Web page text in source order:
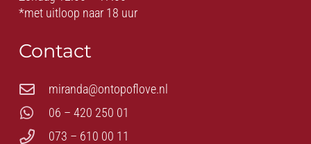
*met uitloop naar 18 uur
Contact
miranda@ontopoflove.nl
06 – 420 250 01
073 – 610 00 11